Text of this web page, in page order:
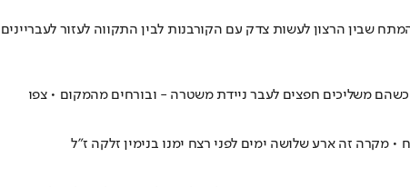
שבין הרצון לעשות צדק עם הקורבנות לבין התקווה לעזור
משליכים חפצים לעבר ניידת משטרה - ובורחים מהמקום • צפו
מקרה זה ארע שלושה ימים לפני רצח ימנו בנימין זלקה ז"ל